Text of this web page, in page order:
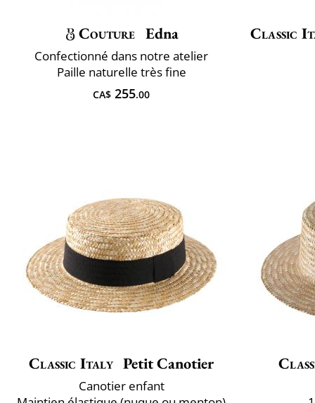
Couture Edna
Confectionné dans notre atelier
Paille naturelle très fine
CA$ 255.00
Classic
Classic Italy Petit Canotier
Canotier enfant